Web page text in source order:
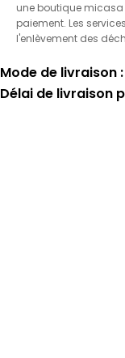
une boutique micasa
paiement. Les
l'enlèvement des
Mode de livraison :
Délai de livraison